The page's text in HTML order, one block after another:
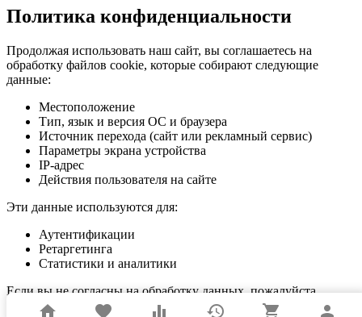
home favorite equalizer history shopping_cart person
Политика конфиденциальности
Продолжая использовать наш сайт, вы соглашаетесь на
обработку файлов cookie, которые собирают следующие
данные:
Местоположение
Тип, язык и версия ОС и браузера
Источник перехода (сайт или рекламный сервис)
Параметры экрана устройства
IP-адрес
Действия пользователя на сайте
Эти данные используются для:
Аутентификации
Ретаргетинга
Статистики и аналитики
Если вы не согласны на обработку данных, пожалуйста,
покиньте сайт.